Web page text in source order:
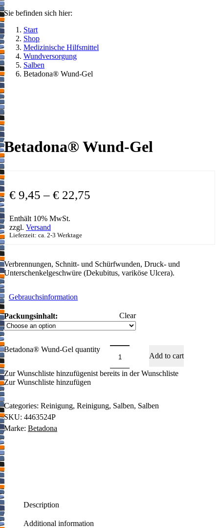
Sie befinden sich hier:
Start
Shop
Medizinische Hilfsmittel
Wundversorgung
Salben
Betadona® Wund-Gel
Betadona® Wund-Gel
€ 9,45 – € 22,75
Enthält 10% MwSt.
zzgl. Versand
Lieferzeit: ca. 2-3 Werktage
Verbrennungen, Schnitt- und Schürfwunden, Druck- und
Unterschenkelgeschwüre (Dekubitus, variköse Ulcera).
Gebrauchsinformation
Packungsinhalt: Clear
Betadona® Wund-Gel quantity
Add to cart
Zur Wunschliste hinzufügenist bereits in der Wunschliste
Zur Wunschliste hinzufügen
Categories: Reinigung, Reinigung, Salben, Salben
SKU: 4463524P
Marke: Betadona
Description
Additional information